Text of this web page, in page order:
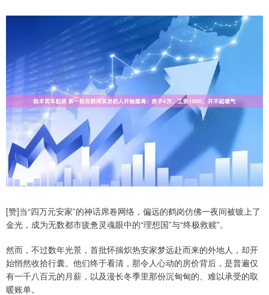
[赞]当“四万元安家”的神话席卷网络，偏远的鹤岗仿佛一夜间被镀上了
金光，成为无数都市疲惫灵魂眼中的“理想国”与“终极救赎”。
然而，不过数年光景，首批怀揣炽热安家梦远赴而来的外地人，却开
始悄然收拾行囊。他们终于看清，那令人心动的房价背后，是普遍仅
有一千八百元的月薪，以及漫长冬季里那份沉甸甸的、难以承受的取
暖账单。